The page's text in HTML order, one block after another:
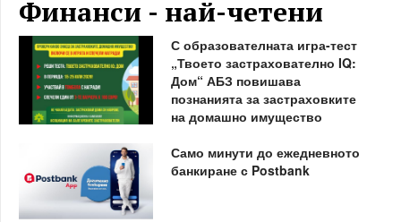
Финанси - най-четени
С образователната игра-тест
„Твоето застрахователно IQ:
Дом“ АБЗ повишава
познанията за застраховките
на домашно имущество
Само минути до ежедневното
банкиране с Postbank